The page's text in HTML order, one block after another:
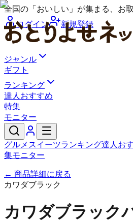
全国の「おいしい」が集まる、お
ログイン
新規登録
ジャンル
ギフト
ランキング
達人おすすめ
特集
モニター
グルメ スイーツランキング達人お
集モニター
← 商品詳細に戻る
カワダブラック
カワダブラック